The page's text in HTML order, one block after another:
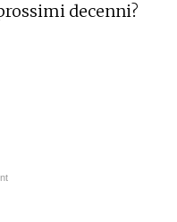
decenni?